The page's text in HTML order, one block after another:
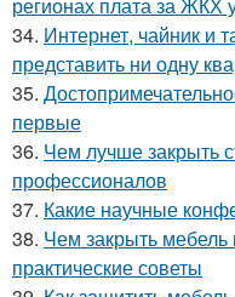
34. Интернет, чайник и
представить ни одну
35.
первые
36. Чем лучше закрыть
профессионалов
37. Какие научные
38. Чем закрыть
практические советы